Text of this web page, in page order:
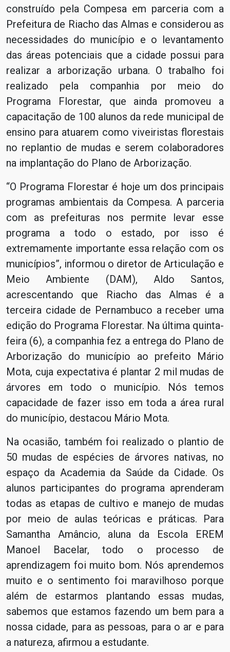
construído pela Compesa em parceria com a
Prefeitura de Riacho das Almas e considerou as
necessidades do município e o levantamento
das áreas potenciais que a cidade possui para
realizar a arborização urbana. O trabalho foi
realizado pela companhia por meio do
Programa Florestar, que ainda promoveu a
capacitação de 100 alunos da rede municipal de
ensino para atuarem como viveiristas florestais
no replantio de mudas e serem colaboradores
na implantação do Plano de Arborização.
“O Programa Florestar é hoje um dos principais
programas ambientais da Compesa. A parceria
com as prefeituras nos permite levar esse
programa a todo o estado, por isso é
extremamente importante essa relação com os
municípios”, informou o diretor de Articulação e
Meio Ambiente (DAM), Aldo Santos,
acrescentando que Riacho das Almas é a
terceira cidade de Pernambuco a receber uma
edição do Programa Florestar. Na última quinta-
feira (6), a companhia fez a entrega do Plano de
Arborização do município ao prefeito Mário
Mota, cuja expectativa é plantar 2 mil mudas de
árvores em todo o município. Nós temos
capacidade de fazer isso em toda a área rural
do município, destacou Mário Mota.
Na ocasião, também foi realizado o plantio de
50 mudas de espécies de árvores nativas, no
espaço da Academia da Saúde da Cidade. Os
alunos participantes do programa aprenderam
todas as etapas de cultivo e manejo de mudas
por meio de aulas teóricas e práticas. Para
Samantha Amâncio, aluna da Escola EREM
Manoel Bacelar, todo o processo de
aprendizagem foi muito bom. Nós aprendemos
muito e o sentimento foi maravilhoso porque
além de estarmos plantando essas mudas,
sabemos que estamos fazendo um bem para a
nossa cidade, para as pessoas, para o ar e para
a natureza, afirmou a estudante.